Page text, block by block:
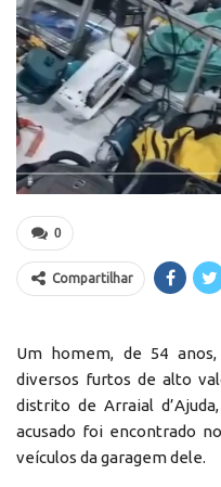
0
Compartilhar
Um homem, de 54
diversos furtos de alto
distrito de Arraial
acusado foi encontrado
veículos da garagem dele.